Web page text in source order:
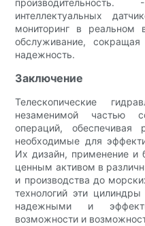
интеллектуальных
мониторинг в реальном
обслуживание,
надежность.
Заключение
Телескопические
незаменимой частью
операций,
необходимые для
Их дизайн, применение и
ценным активом в
и производства до
технологий эти
надежными и
возможности и